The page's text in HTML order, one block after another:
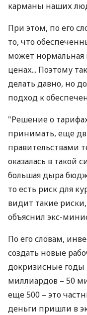
карманы наших
При этом, по его
то, что
может нормальная
ценах... Поэтому
делать давно, но
подход к
"Решение о
принимать, еще
правительствами
оказалась в такой
большая дыра
то есть риск для
видит такие
объяснил экс-
По его словам,
создать новые
докризисные
миллиардов – 50
еще 500 – это
деньги пришли в